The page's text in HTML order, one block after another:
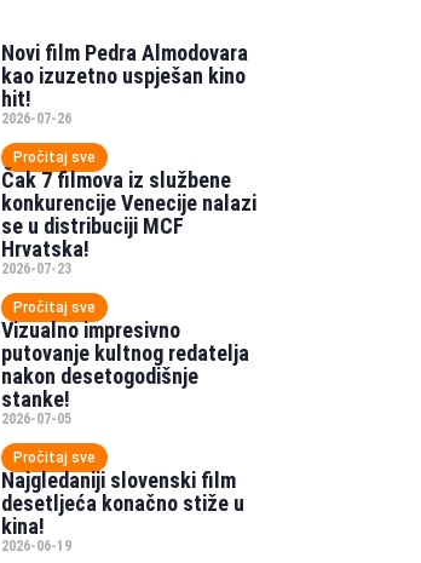
Novi film Pedra Almodovara
kao izuzetno uspješan kino
hit!
2026-07-26
Pročitaj sve
Čak 7 filmova iz službene
konkurencije Venecije nalazi
se u distribuciji MCF
Hrvatska!
2026-07-23
Pročitaj sve
Vizualno impresivno
putovanje kultnog redatelja
nakon desetogodišnje
stanke!
2026-07-05
Pročitaj sve
Najgledaniji slovenski film
desetljeća konačno stiže u
kina!
2026-06-19